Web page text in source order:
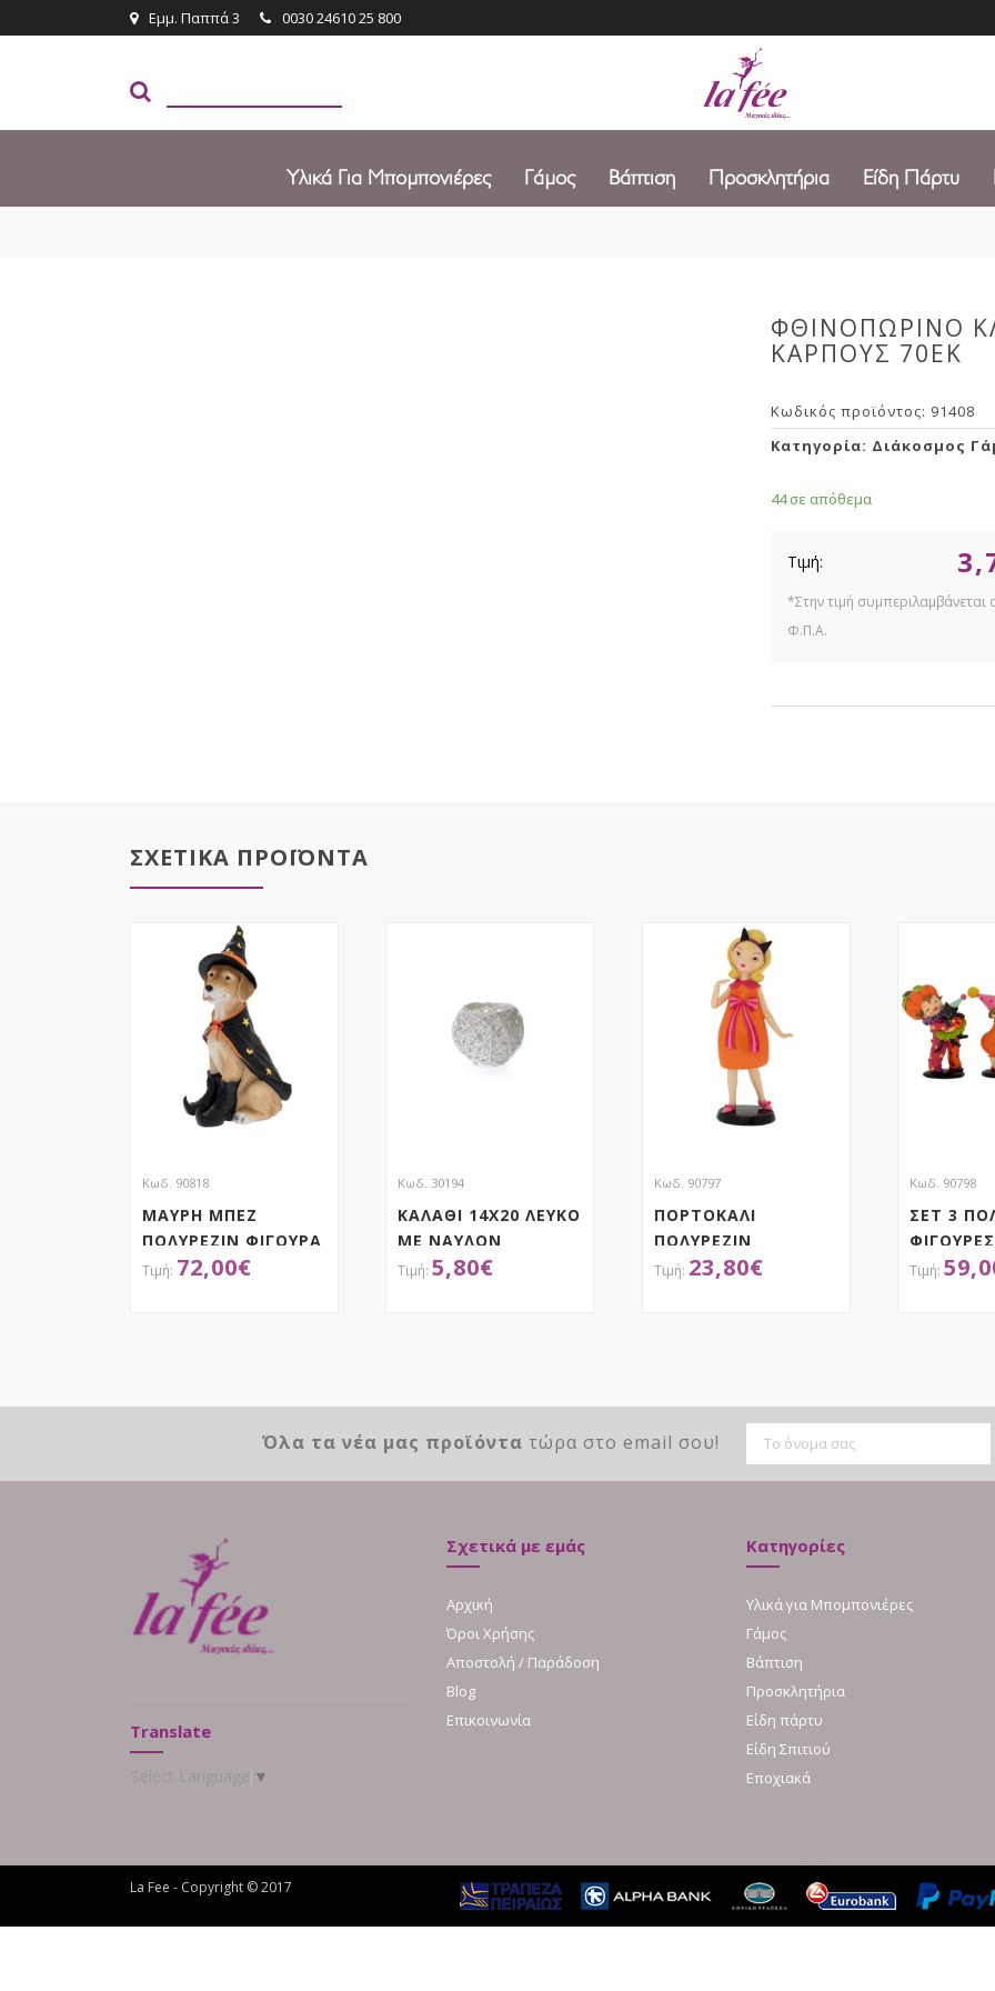
Εμμ. Παππά 3 0030 24610 25 800
Υλικά Για Μπομπονιέρες Γάμος Βάπτιση Προσκλητήρια Είδη Πάρτυ
ΦΘΙΝΟΠΩΡΙΝΟ
ΚΑΡΠΟΥΣ 70ΕΚ
Κωδικός προϊόντος: 91408
Κατηγορία: Διάκοσμος
44 σε απόθεμα
ΣΧΕΤΙΚΑ ΠΡΟΪΟΝΤΑ
Κωδ. 90818
ΜΑΥΡΗ ΜΠΕΖ
ΠΟΛΥΡΕΖΙΝ ΦΙΓΟΥΡΑ
ΣΚΥΛΟΥ HALLOWEEN
72,00€
Κωδ. 30194
ΚΑΛΑΘΙ 14Χ20 ΛΕΥΚΟ
ΜΕ ΝΑΥΛΟΝ
5,80€
Κωδ. 90797
ΠΟΡΤΟΚΑΛΙ
ΠΟΛΥΡΕΖΙΝ
ΜΙΝΙΑΤΟΥΡΑ
23,80€
Κωδ. 90798
ΣΕΤ 3
ΦΙΓΟΥΡΕΣ
Όλα τα νέα μας προϊόντα τώρα στο email σου!
Translate
▼
Σχετικά με εμάς
Αρχική
Όροι Χρήσης
Αποστολή / Παράδοση
Blog
Επικοινωνία
Κατηγορίες
Υλικά για Μπομπονιέρες
Γάμος
Βάπτιση
Προσκλητήρια
Είδη πάρτυ
Είδη Σπιτιού
Εποχιακά
La Fee - Copyright © 2017